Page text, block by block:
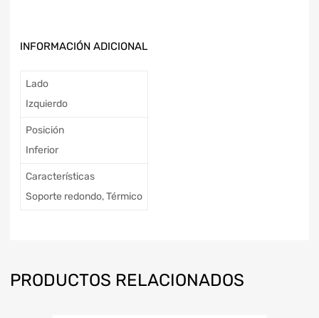
INFORMACIÓN ADICIONAL
Lado
Izquierdo
Posición
Inferior
Características
Soporte redondo, Térmico
PRODUCTOS RELACIONADOS